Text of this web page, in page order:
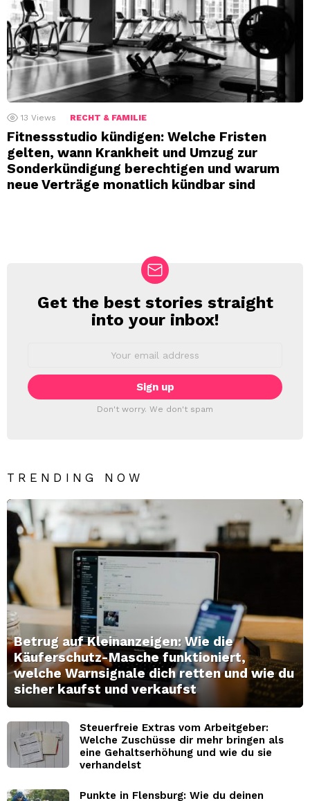
13 Views RECHT & FAMILIE
Fitnessstudio kündigen: Welche Fristen
gelten, wann Krankheit und Umzug zur
Sonderkündigung berechtigen und warum
neue Verträge monatlich kündbar sind
NEWSLETTER
Get the best stories straight
into your inbox!
Don't worry. We don't spam
TRENDING NOW
Betrug auf Kleinanzeigen: Wie die
Käuferschutz-Masche funktioniert,
welche Warnsignale dich retten und wie du
sicher kaufst und verkaufst
Steuerfreie Extras vom Arbeitgeber:
Welche Zuschüsse dir mehr bringen als
eine Gehaltserhöhung und wie du sie
verhandelst
Punkte in Flensburg: Wie du deinen